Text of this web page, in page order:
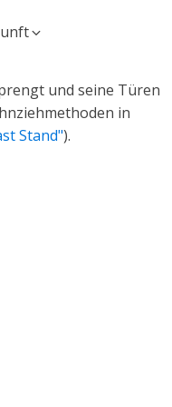
und seine Türen
in
Stand").